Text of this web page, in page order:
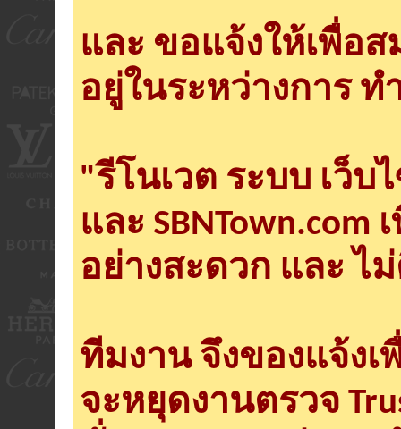
และ ขอแจ้งให้เพื่อ
อยู่ในระหว่างการ ท
"รีโนเวต ระบบ เว็บ
และ
อย่างสะดวก และ ไ
ทีมงาน จึงของแจ้ง
จะหยุดงานตรวจ